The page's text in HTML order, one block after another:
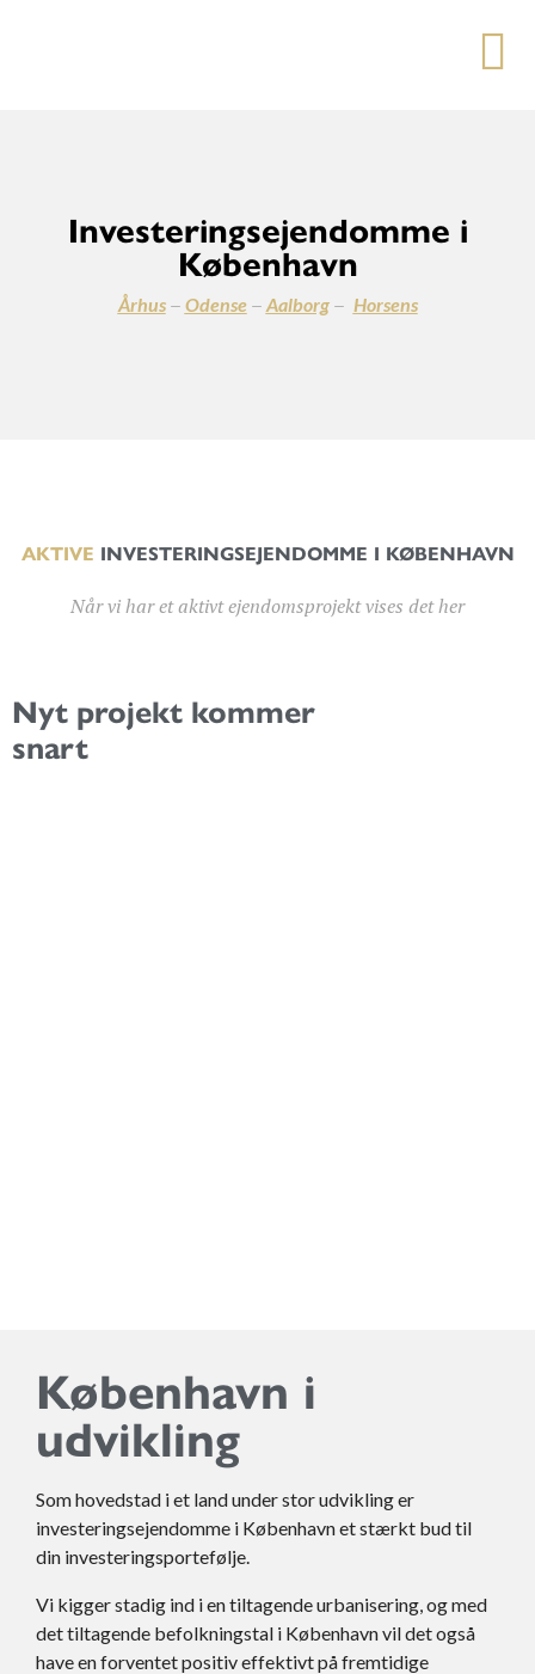
Investeringsejendomme i
København
Århus– Odense–Aalborg– Horsens
AKTIVE INVESTERINGSEJENDOMME I KØBENHAVN
Når vi har et aktivt ejendomsprojekt vises det her
Nyt projekt kommer
snart
København i
udvikling
Som hovedstad i et land under stor udvikling er
investeringsejendomme i København et stærkt bud til
din investeringsportefølje.
Vi kigger stadig ind i en tiltagende urbanisering, og med
det tiltagende befolkningstal i København vil det også
have en forventet positiv effektivt på fremtidige